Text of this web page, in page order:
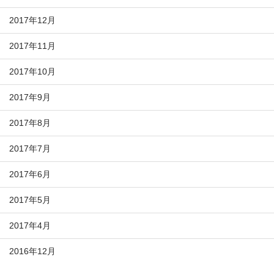
2017年12月
2017年11月
2017年10月
2017年9月
2017年8月
2017年7月
2017年6月
2017年5月
2017年4月
2016年12月